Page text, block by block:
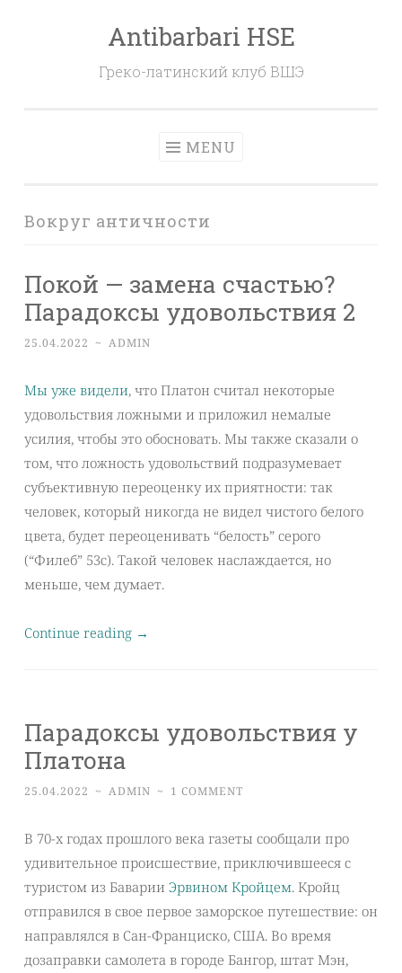
Antibarbari HSE
Греко-латинский клуб ВШЭ
MENU
Вокруг античности
Покой — замена счастью?
Парадоксы удовольствия 2
25.04.2022 ~ ADMIN
Мы уже видели, что Платон считал некоторые
удовольствия ложными и приложил немалые
усилия, чтобы это обосновать. Мы также сказали о
том, что ложность удовольствий подразумевает
субъективную переоценку их приятности: так
человек, который никогда не видел чистого белого
цвета, будет переоценивать “белость” серого
(“Филеб” 53с). Такой человек наслаждается, но
меньше, чем думает.
Continue reading →
Парадоксы удовольствия у
Платона
25.04.2022 ~ ADMIN ~ 1 COMMENT
В 70-х годах прошлого века газеты сообщали про
удивительное происшествие, приключившееся с
туристом из Баварии Эрвином Кройцем. Кройц
отправился в свое первое заморское путешествие: он
направлялся в Сан-Франциско, США. Во время
дозаправки самолета в городе Бангор, штат Мэн,